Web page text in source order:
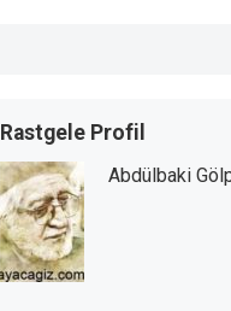
Rastgele Profil
Abdülbaki